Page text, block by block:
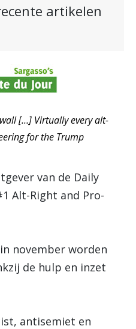
artikelen
[…] Virtually every alt-
for the Trump
van de Daily
Alt-Right and Pro-
november worden
de hulp en inzet
antisemiet en